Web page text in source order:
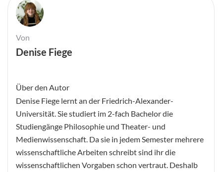
Von
Denise Fiege
Über den Autor
Denise Fiege lernt an der Friedrich-Alexander-
Universität. Sie studiert im 2-fach Bachelor die
Studiengänge Philosophie und Theater- und
Medienwissenschaft. Da sie in jedem Semester mehrere
wissenschaftliche Arbeiten schreibt sind ihr die
wissenschaftlichen Vorgaben schon vertraut. Deshalb